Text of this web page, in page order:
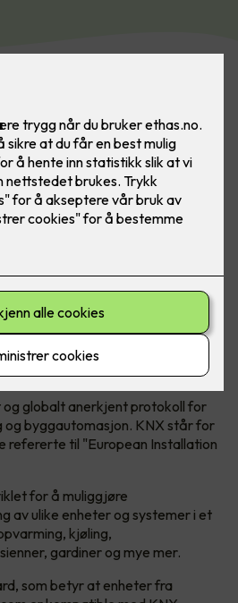
og eier teknologien. KNX
borettslag og bolig.
KNX?
og globalt anerkjent protokoll for
byggautomasjon. KNX står for
refererte til "European Installation
for å muliggjøre
av ulike enheter og systemer i et
kjøling,
gardiner og mye mer.
som betyr at enheter fra